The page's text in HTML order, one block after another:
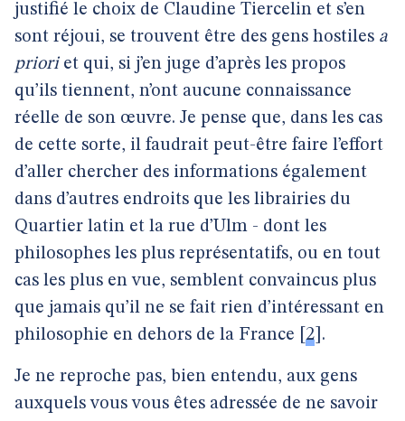
justifié le choix de Claudine Tiercelin et s’en
sont réjoui, se trouvent être des gens hostiles a
prioriet qui, si j’en juge d’après les propos
qu’ils tiennent, n’ont aucune connaissance
réelle de son œuvre. Je pense que, dans les cas
de cette sorte, il faudrait peut-être faire l’effort
d’aller chercher des informations également
dans d’autres endroits que les librairies du
Quartier latin et la rue d’Ulm - dont les
philosophes les plus représentatifs, ou en tout
cas les plus en vue, semblent convaincus plus
que jamais qu’il ne se fait rien d’intéressant en
philosophie en dehors de la France
2 .
Je ne reproche pas, bien entendu, aux gens
auxquels vous vous êtes adressée de ne savoir